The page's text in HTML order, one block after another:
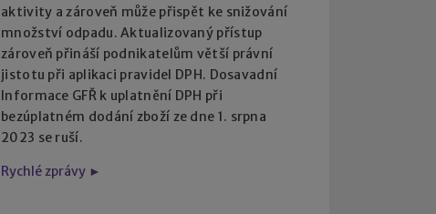
aktivity a zároveň může přispět ke snižování
množství odpadu. Aktualizovaný přístup
zároveň přináší podnikatelům větší právní
jistotu při aplikaci pravidel DPH. Dosavadní
Informace GFŘ k uplatnění DPH při
bezúplatném dodání zboží ze dne 1. srpna
2023 se ruší.
Rychlé zprávy ►